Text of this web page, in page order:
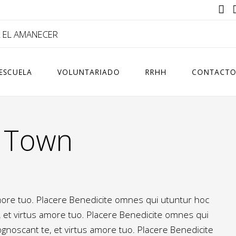
VOLUNTARIADO RRHH CONTACTO
tuo. Placere Benedicite omnes qui utuntur hoc
virtus amore tuo. Placere Benedicite omnes qui
te, et virtus amore tuo. Placere Benedicite